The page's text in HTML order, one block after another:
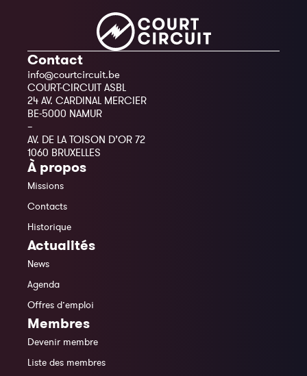
Contact
info@courtcircuit.be
COURT-CIRCUIT ASBL
24 AV. CARDINAL MERCIER
BE-5000 NAMUR
–
AV. DE LA TOISON D’OR 72
1060 BRUXELLES
À propos
Missions
Contacts
Historique
Actualités
News
Agenda
Offres d’emploi
Membres
Devenir membre
Liste des membres